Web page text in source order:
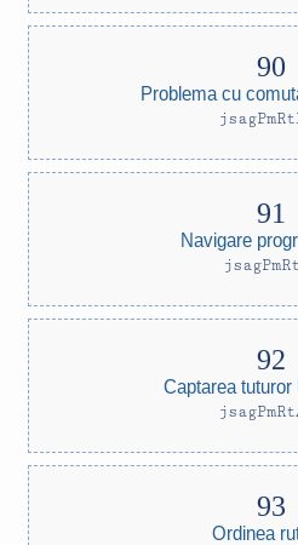
Problema cu
Navigare
Captarea
Ordinea